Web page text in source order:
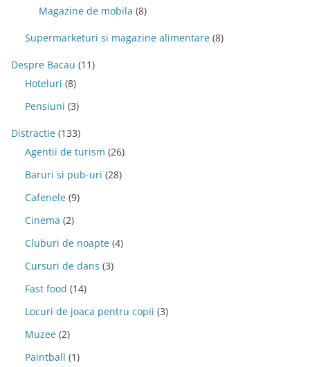
Magazine de mobila (8)
Supermarketuri si magazine alimentare (8)
Despre Bacau (11)
Hoteluri (8)
Pensiuni (3)
Distractie (133)
Agentii de turism (26)
Baruri si pub-uri (28)
Cafenele (9)
Cinema (2)
Cluburi de noapte (4)
Cursuri de dans (3)
Fast food (14)
Locuri de joaca pentru copii (3)
Muzee (2)
Paintball (1)